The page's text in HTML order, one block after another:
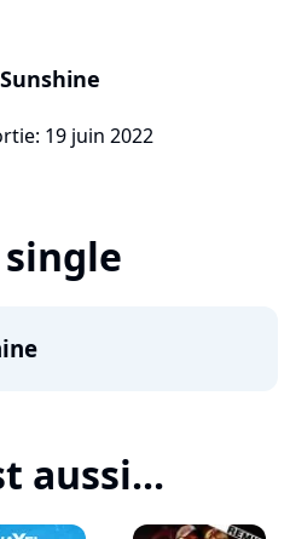
19 juin 2022
aussi...